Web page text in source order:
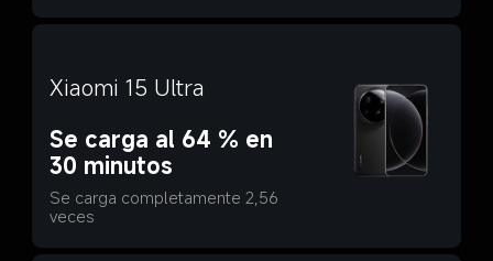
Xiaomi 15 Ultra
Se carga al 64 % en
30 minutos
Se carga completamente 2,56
veces